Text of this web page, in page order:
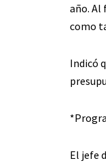
año. Al
como
Indicó
El jefe